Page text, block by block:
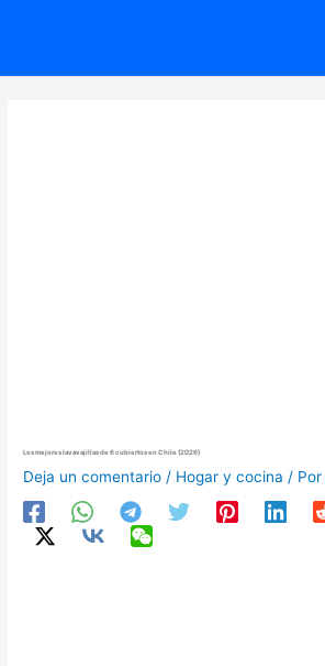
Los mejores lavavajillas de 6 cubiertos en Chile (2026)
Deja un comentario / Hogar y cocina / Por